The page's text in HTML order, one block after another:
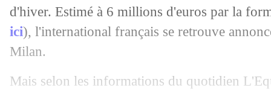
d'hiver. Estimé à 6 millions d'euros par la
ici), l'international français se retrouve
Milan.
Mais selon les informations du quotidien
14/11 Real: Modric se verrait bien en Italie
14/11
14/11 Bayern : Håland comme nouvelle